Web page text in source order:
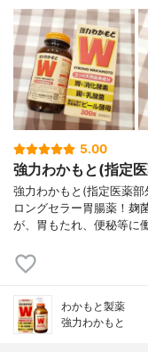
5.00
強力わかもと(指定
強力わかもと(指定医薬
ロングセラー胃腸薬！麹
が、胃もたれ、便秘等に
わかもと製薬
強力わかもと